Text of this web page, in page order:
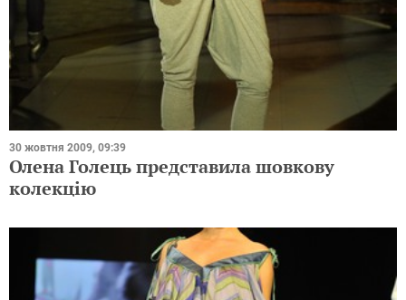
30 жовтня 2009, 09:39
Олена Голець представила шовкову
колекцію